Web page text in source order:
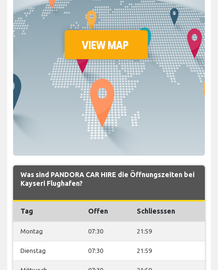
Was sind PANDORA CAR HIRE die Öffnungszeiten bei
Kayseri Flughafen?
Tag Offen Schliesssen
Montag 07:30 21:59
Dienstag 07:30 21:59